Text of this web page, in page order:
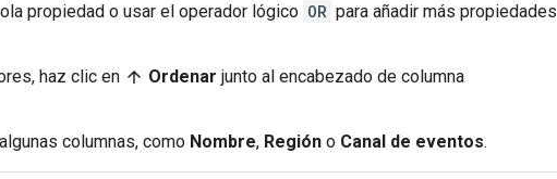
propiedad o usar el operador lógico OR para añadir más propiedades
haz clic en arrow_upward Ordenar junto al encabezado de columna
columnas, como Nombre, Región o Canal de eventos.